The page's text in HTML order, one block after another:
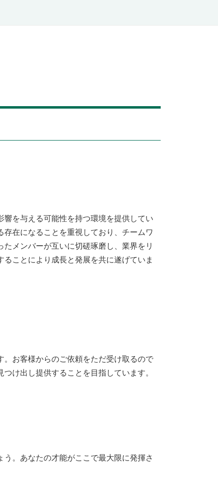
を与える可能性を持つ環境を提供してい
在になることを重視しており、チームワ
メンバーが互いに切磋琢磨し、業界をリ
ことにより成長と発展を共に遂げていま
お客様からのご依頼をただ受け取るので
け出し提供することを目指しています。
。あなたの才能がここで最大限に発揮さ